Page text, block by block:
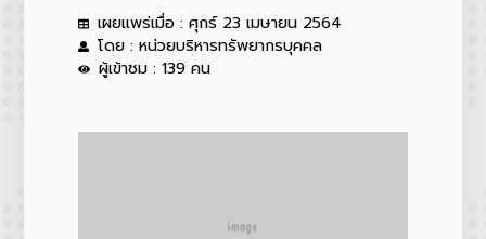
เผยแพร่เมื่อ : ศุกร์ 23 เมษายน 2564
โดย : หน่วยบริหารทรัพยากรบุคคล
ผู้เข้าชม : 139 คน